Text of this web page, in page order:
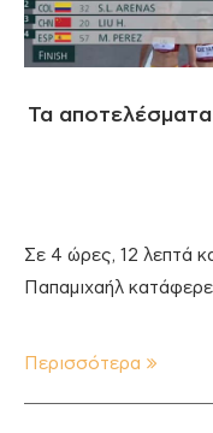
Τα αποτελέσματα
Σε 4 ώρες, 12 λεπτά
Παπαμιχαήλ
Περισσότερα